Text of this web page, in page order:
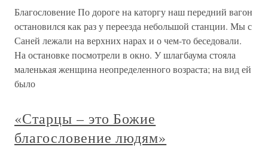
Благословение По дороге на каторгу наш передний вагон
остановился как раз у переезда небольшой станции. Мы с
Саней лежали на верхних нарах и о чем-то беседовали.
На остановке посмотрели в окно. У шлагбаума стояла
маленькая женщина неопределенного возраста; на вид ей
было
«Старцы – это Божие
благословение людям»